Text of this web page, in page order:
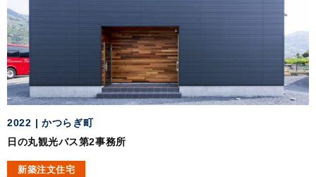
2022
かつらぎ町
日の丸観光バス第2事務所
新築注文住宅